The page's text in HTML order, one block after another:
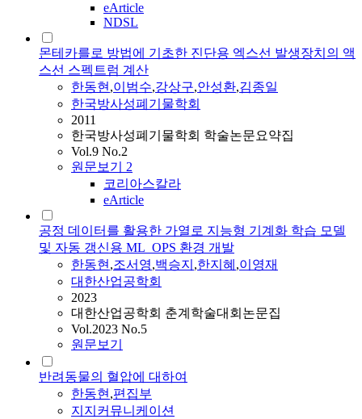
eArticle
NDSL
몬테카를로 방법에 기초한 진단용 엑스선 발생장치의 액
스선 스펙트럼 계산
한동현,이범수,강상구,안성환,김종일
한국방사성폐기물학회
2011
한국방사성폐기물학회 학술논문요약집
Vol.9 No.2
원문보기 2
코리아스칼라
eArticle
공정 데이터를 활용한 가열로 지능형 기계화 학습 모델
및 자동 갱신용 ML_OPS 환경 개발
한동현,조서영,백승지 ,한지혜 ,이영재
대한산업공학회
2023
대한산업공학회 춘계학술대회논문집
Vol.2023 No.5
원문보기
반려동물의 혈압에 대하여
한동현,편집부
지지커뮤니케이션